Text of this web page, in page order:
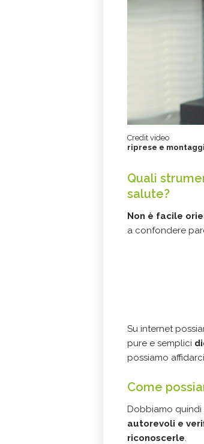
Credit video
riprese e
Quali
salute?
Non è facile
a confondere
Su internet
pure e semplici
possiamo
Come
Dobbiamo
autorevoli e
riconoscerle